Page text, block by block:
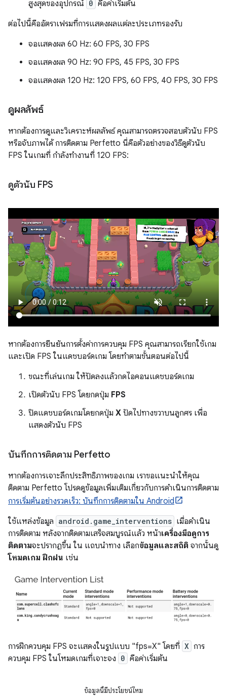
สูงสุดของอุปกรณ์ 0 คือค่าเริ่มต้น
ต่อไปนี้คืออัตราเฟรมที่การแสดงผลแต่ละประเภทรองรับ
จอแสดงผล 60 Hz: 60 FPS, 30 FPS
จอแสดงผล 90 Hz: 90 FPS, 45 FPS, 30 FPS
จอแสดงผล 120 Hz: 120 FPS, 60 FPS, 40 FPS, 30 FPS
ดูผลลัพธ์
หากต้องการดูและวิเคราะห์ผลลัพธ์ คุณสามารถตรวจสอบตัวนับ FPS
หรือจับภาพได้ การติดตาม Perfetto นี่คือตัวอย่างของวิธีดูตัวนับ
FPS ในเกมที่ กำลังทำงานที่ 120 FPS:
ดูตัวนับ FPS
หากต้องการยืนยันการตั้งค่าการควบคุม FPS คุณสามารถเรียกใช้เกม
และเปิด FPS ในแดชบอร์ดเกม โดยทำตามขั้นตอนต่อไปนี้
ขณะที่เล่นเกม ให้ปัดลงแล้วกดไอคอนแดชบอร์ดเกม
เปิดตัวนับ FPS โดยกดปุ่ม FPS
ปิดแดชบอร์ดเกมโดยกดปุ่ม X ปัดไปทางขวาบนลูกศร เพื่อ
แสดงตัวนับ FPS
บันทึกการติดตาม Perfetto
หากต้องการเจาะลึกประสิทธิภาพของเกม เราขอแนะนำให้คุณ
ติดตาม Perfetto โปรดดูข้อมูลเพิ่มเติมเกี่ยวกับการดำเนินการติดตาม
การเริ่มต้นอย่างรวดเร็ว: บันทึกการติดตามใน Android
ใช้แหล่งข้อมูล android.game_interventions เมื่อดำเนิน
การติดตาม หลังจากติดตามเสร็จสมบูรณ์แล้ว หน้าเครื่องมือดูการ
ติดตามจะปรากฏขึ้น ใน แถบนำทาง เลือกข้อมูลและสถิติ จากนั้นดู
โหมดเกม ฝึกฝน เช่น
การฝึกควบคุม FPS จะแสดงในรูปแบบ "fps=X" โดยที่ X การ
ควบคุม FPS ในโหมดเกมที่เจาะจง 0 คือค่าเริ่มต้น
ข้อมูลนี้มีประโยชน์ไหม